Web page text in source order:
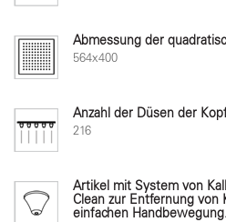
Abmessung der
564x400
Anzahl der Düsen der
216
Artikel mit System von
Clean zur Entfernung von
einfachen Handbewegung.